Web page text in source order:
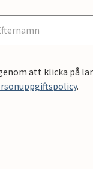
att klicka på
.